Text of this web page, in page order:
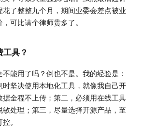
花了整整九个月，期间业委会差点被业
可比请个律师贵多了。
具？
能用了吗？倒也不是。我的经验是：
坚决使用本地化工具，就像我自己开
全程不上传；第二，必须用在线工具
敏处理；第三，尽量选择开源产品，至
。